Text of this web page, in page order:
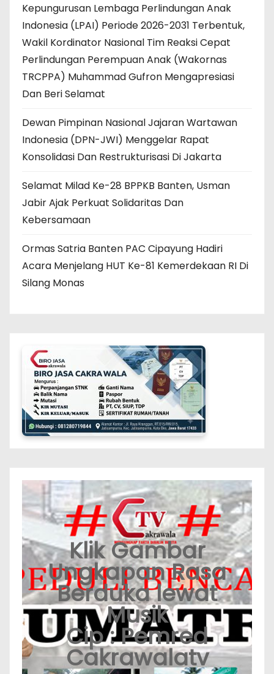
Kepungurusan Lembaga Perlindungan Anak
Indonesia (LPAI) Periode 2026-2031 Terbentuk,
Wakil Kordinator Nasional Tim Reaksi Cepat
Perlindungan Perempuan Anak (Wakornas
TRCPPA) Muhammad Gufron Mengapresiasi
Dan Beri Selamat
Dewan Pimpinan Nasional Jajaran Wartawan
Indonesia (DPN-JWI) Menggelar Rapat
Konsolidasi Dan Restrukturisasi Di Jakarta
Selamat Milad Ke-28 BPPKB Banten, Usman
Jabir Ajak Perkuat Solidaritas Dan
Kebersamaan
Ormas Satria Banten PAC Cipayung Hadiri
Acara Menjelang HUT Ke-81 Kemerdekaan RI Di
Silang Monas
Klik Gambar
Ungkapan Rasa
Berduka lewat
Musik
Cip : Pemred
Cakrawalatv